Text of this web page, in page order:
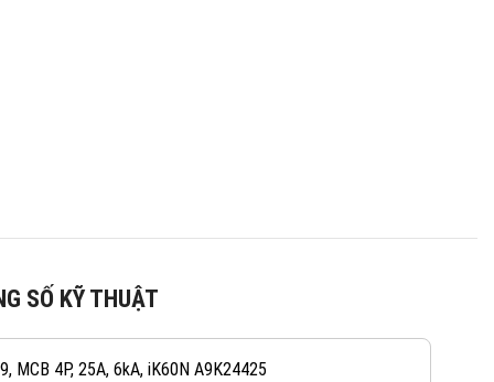
SỐ KỸ THUẬT
MCB 4P, 25A, 6kA, iK60N A9K24425